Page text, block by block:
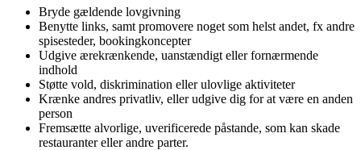
Bryde gældende lovgivning
Benytte links, samt promovere noget som helst andet, fx andre
spisesteder, bookingkoncepter
Udgive ærekrænkende, uanstændigt eller fornærmende
indhold
Støtte vold, diskrimination eller ulovlige aktiviteter
Krænke andres privatliv, eller udgive dig for at være en anden
person
Fremsætte alvorlige, uverificerede påstande, som kan skade
restauranter eller andre parter.